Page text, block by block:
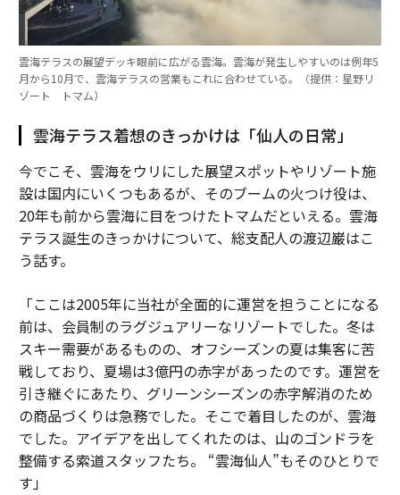
雲海テラスの展望デッキ眼前に広がる雲海。雲海が発生しやすいのは例年5
月から10月で、雲海テラスの営業もこれに合わせている。（提供：星野リ
ゾート トマム）
雲海テラス着想のきっかけは「仙人の日常」
今でこそ、雲海をウリにした展望スポットやリゾート施
設は国内にいくつもあるが、そのブームの火つけ役は、
20年も前から雲海に目をつけたトマムだといえる。雲海
テラス誕生のきっかけについて、総支配人の渡辺巌はこ
う話す。
「ここは2005年に当社が全面的に運営を担うことになる
前は、会員制のラグジュアリーなリゾートでした。冬は
スキー需要があるものの、オフシーズンの夏は集客に苦
戦しており、夏場は3億円の赤字があったのです。運営を
引き継ぐにあたり、グリーンシーズンの赤字解消のため
の商品づくりは急務でした。そこで着目したのが、雲海
でした。アイデアを出してくれたのは、山のゴンドラを
整備する索道スタッフたち。 “雲海仙人”もそのひとりで
す」